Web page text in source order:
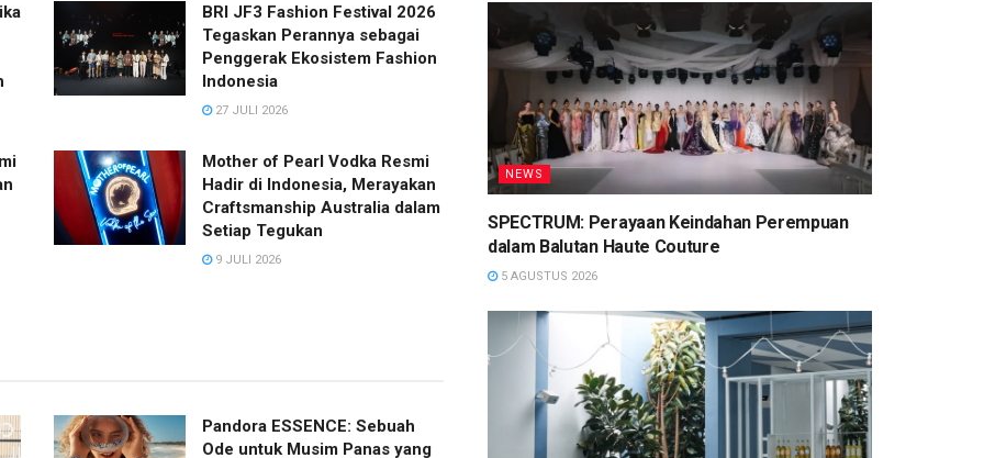
BRI JF3 Fashion Festival 2026
Tegaskan Perannya sebagai
Penggerak Ekosistem Fashion
Indonesia
27 JULI 2026
Mother of Pearl Vodka Resmi
Hadir di Indonesia, Merayakan
Craftsmanship Australia dalam
Setiap Tegukan
9 JULI 2026
Pandora ESSENCE: Sebuah
Ode untuk Musim Panas yang
NEWS
SPECTRUM: Perayaan Keindahan Perempuan
dalam Balutan Haute Couture
5 AGUSTUS 2026